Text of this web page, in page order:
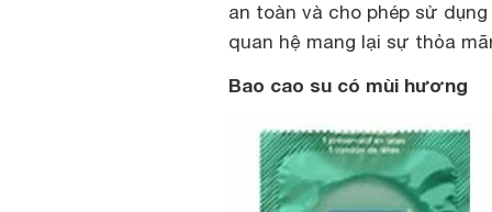
an toàn và cho phép sử
quan hệ mang lại sự thỏa
Bao cao su có mùi hương